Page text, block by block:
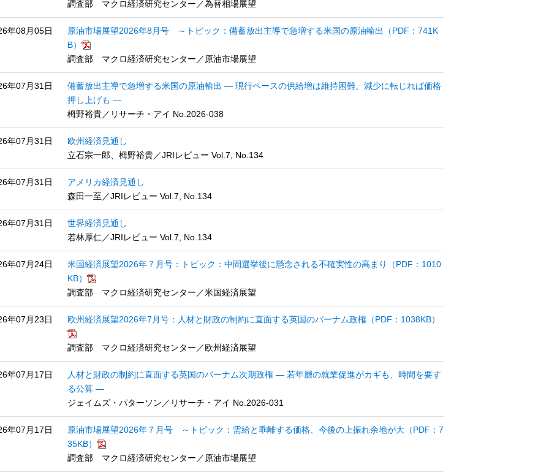
調査部 マクロ経済研究センター／為替相場展望
年08月05日
原油市場展望2026年8月号 ～トピック：備蓄放出主導で急増する米国の原油輸出（PDF：741K
B）
調査部 マクロ経済研究センター／原油市場展望
年07月31日
備蓄放出主導で急増する米国の原油輸出 ― 現行ペースの供給増は維持困難、減少に転じれば価格
押し上げも ―
栂野裕貴／リサーチ・アイ No.2026-038
年07月31日
欧州経済見通し
立石宗一郎、栂野裕貴／JRIレビュー Vol.7, No.134
年07月31日
アメリカ経済見通し
森田一至／JRIレビュー Vol.7, No.134
年07月31日
世界経済見通し
若林厚仁／JRIレビュー Vol.7, No.134
年07月24日
米国経済展望2026年７月号：トピック：中間選挙後に懸念される不確実性の高まり（PDF：1010
KB）
調査部 マクロ経済研究センター／米国経済展望
年07月23日 欧州経済展望2026年7月号：人材と財政の制約に直面する英国のバーナム政権（PDF：1038KB）
調査部 マクロ経済研究センター／欧州経済展望
年07月17日
人材と財政の制約に直面する英国のバーナム次期政権 ― 若年層の就業促進がカギも、時間を要す
る公算 ―
ジェイムズ・パターソン／リサーチ・アイ No.2026-031
年07月17日
原油市場展望2026年７月号 ～トピック：需給と乖離する価格、今後の上振れ余地が大（PDF：7
35KB）
調査部 マクロ経済研究センター／原油市場展望